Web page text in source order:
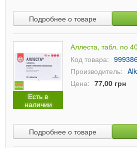
Подробнее о товаре
Есть в
наличии
Аллеста, табл. по
Код товара:
Производитель:
Цена: 77,00 грн
Подробнее о товаре